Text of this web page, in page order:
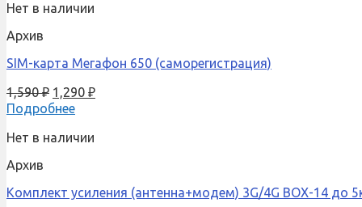
Нет в наличии
Архив
SIM-карта Мегафон 650 (саморегистрация)
1,590₽ 1,290 ₽
Подробнее
Нет в наличии
Архив
Комплект усиления (антенна+модем) 3G/4G BOX-14 до